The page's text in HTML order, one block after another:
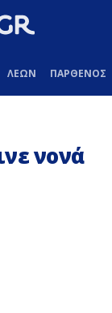
ΛΕΩΝ ΠΑΡΘΕΝΟΣ
νονά